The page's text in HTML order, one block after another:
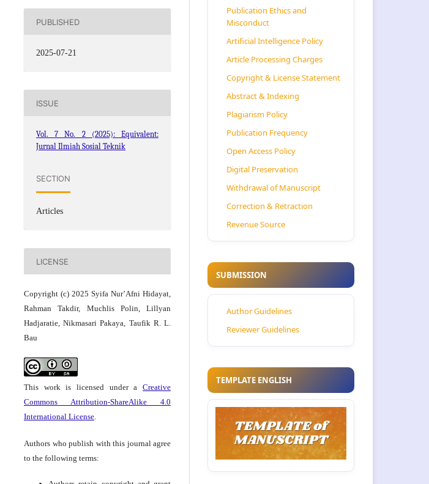
PUBLISHED
2025-07-21
ISSUE
Vol. 7 No. 2 (2025): Equivalent:
Jurnal Ilmiah Sosial Teknik
SECTION
Articles
LICENSE
Copyright (c) 2025 Syifa Nur’Afni Hidayat,
Rahman Takdir, Muchlis Polin, Lillyan
Hadjaratie, Nikmasari Pakaya, Taufik R. L.
Bau
This work is licensed under a Creative
Commons Attribution-ShareAlike 4.0
International License.
Authors who publish with this journal agree
to the following terms:
Publication Ethics and
Misconduct
Artificial Intelligence Policy
Article Processing Charges
Copyright & License Statement
Abstract & Indexing
Plagiarism Policy
Publication Frequency
Open Access Policy
Digital Preservation
Withdrawal of Manuscript
Correction & Retraction
Revenue Source
SUBMISSION
Author Guidelines
Reviewer Guidelines
TEMPLATE ENGLISH